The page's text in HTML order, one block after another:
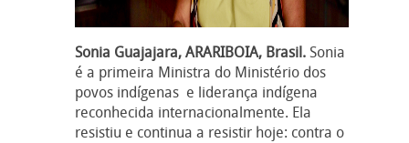
Sonia Guajajara, ARARIBOIA, Brasil.Sonia
é a primeira Ministra do Ministério dos
povos indígenas e liderança indígena
reconhecida internacionalmente. Ela
resistiu e continua a resistir hoje: contra o